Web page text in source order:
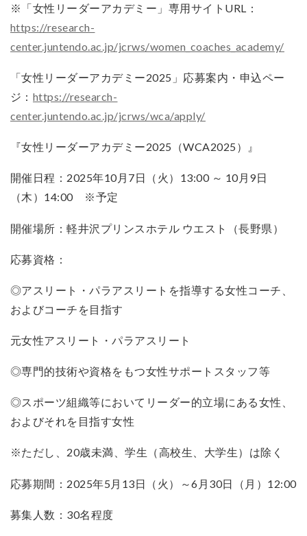
※「女性リーダーアカデミー」専用サイトURL：
https://research-
center.juntendo.ac.jp/jcrws/women_coaches_academy/
「女性リーダーアカデミー2025」応募案内・申込ペー
ジ： https://research-
center.juntendo.ac.jp/jcrws/wca/apply/
『女性リーダーアカデミー2025（WCA2025）』
開催日程：2025年10月7日（火）13:00 ～ 10月9日
（木）14:00 ※予定
開催場所：軽井沢プリンスホテル ウエスト（長野県）
応募資格：
◎アスリート・パラアスリートを指導する女性コーチ、
およびコーチを目指す
元女性アスリート・パラアスリート
◎専門的技術や資格をもつ女性サポートスタッフ等
◎スポーツ組織等においてリーダー的立場にある女性、
およびそれを目指す女性
※ただし、20歳未満、学生（高校生、大学生）は除く
応募期間：2025年5月13日（火）～6月30日（月）12:00
募集人数：30名程度